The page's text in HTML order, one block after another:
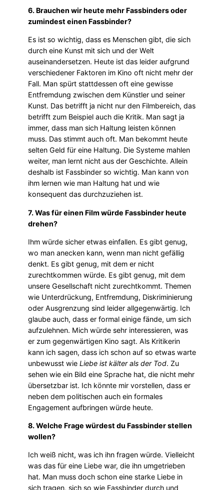
6. Brauchen wir heute mehr Fassbinders oder
zumindest einen Fassbinder?
Es ist so wichtig, dass es Menschen gibt, die sich
durch eine Kunst mit sich und der Welt
auseinandersetzen. Heute ist das leider aufgrund
verschiedener Faktoren im Kino oft nicht mehr der
Fall. Man spürt stattdessen oft eine gewisse
Entfremdung zwischen dem Künstler und seiner
Kunst. Das betrifft ja nicht nur den Filmbereich, das
betrifft zum Beispiel auch die Kritik. Man sagt ja
immer, dass man sich Haltung leisten können
muss. Das stimmt auch oft. Man bekommt heute
selten Geld für eine Haltung. Die Systeme mahlen
weiter, man lernt nicht aus der Geschichte. Allein
deshalb ist Fassbinder so wichtig. Man kann von
ihm lernen wie man Haltung hat und wie
konsequent das durchzuziehen ist.
7. Was für einen Film würde Fassbinder heute
drehen?
Ihm würde sicher etwas einfallen. Es gibt genug,
wo man anecken kann, wenn man nicht gefällig
denkt. Es gibt genug, mit dem er nicht
zurechtkommen würde. Es gibt genug, mit dem
unsere Gesellschaft nicht zurechtkommt. Themen
wie Unterdrückung, Entfremdung, Diskriminierung
oder Ausgrenzung sind leider allgegenwärtig. Ich
glaube auch, dass er formal einige fände, um sich
aufzulehnen. Mich würde sehr interessieren, was
er zum gegenwärtigen Kino sagt. Als Kritikerin
kann ich sagen, dass ich schon auf so etwas warte
unbewusst wie Liebe ist kälter als der Tod. Zu
sehen wie ein Bild eine Sprache hat, die nicht mehr
übersetzbar ist. Ich könnte mir vorstellen, dass er
neben dem politischen auch ein formales
Engagement aufbringen würde heute.
8. Welche Frage würdest du Fassbinder stellen
wollen?
Ich weiß nicht, was ich ihn fragen würde. Vielleicht
was das für eine Liebe war, die ihn umgetrieben
hat. Man muss doch schon eine starke Liebe in
sich tragen, sich so wie Fassbinder durch und